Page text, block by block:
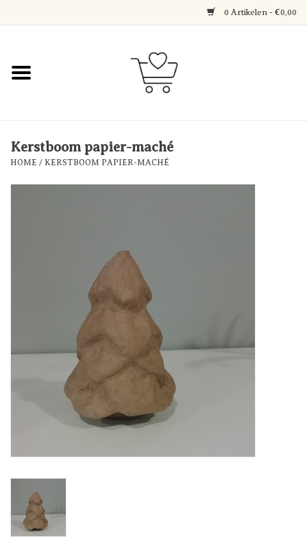
0 Artikelen - €0,00
Home
Decoratie
Over Axelle & Din Hobby
Kerstboom papier-maché
HOME / KERSTBOOM PAPIER-MACHÉ